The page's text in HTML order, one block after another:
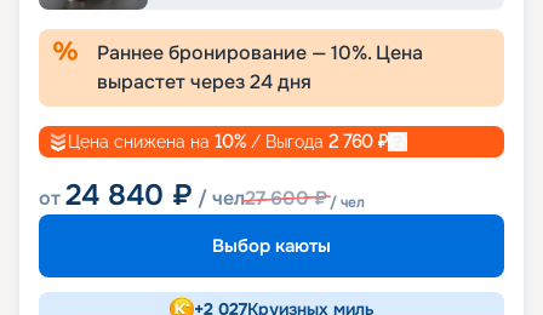
Раннее бронирование —10%. Цена
вырастет через24дня
Цена снижена на 10% / Выгода 2 760 ₽
от24 840 ₽ / чел27 600₽/ чел
Выбор каюты
+2 027Круизных миль